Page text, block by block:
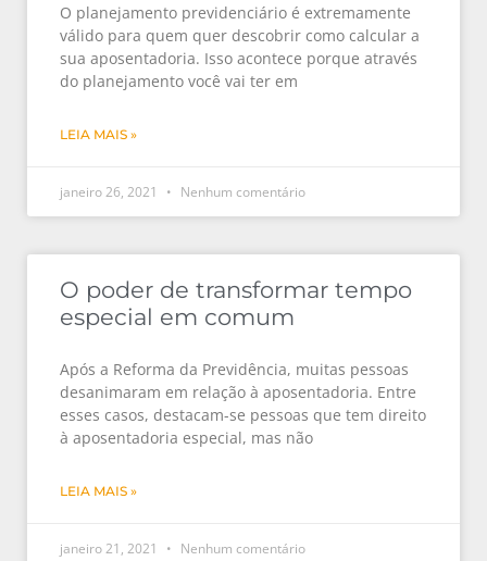
O planejamento previdenciário é extremamente
válido para quem quer descobrir como calcular a
sua aposentadoria. Isso acontece porque através
do planejamento você vai ter em
LEIA MAIS »
janeiro 26, 2021 Nenhum comentário
O poder de transformar tempo
especial em comum
Após a Reforma da Previdência, muitas pessoas
desanimaram em relação à aposentadoria. Entre
esses casos, destacam-se pessoas que tem direito
à aposentadoria especial, mas não
LEIA MAIS »
janeiro 21, 2021 Nenhum comentário